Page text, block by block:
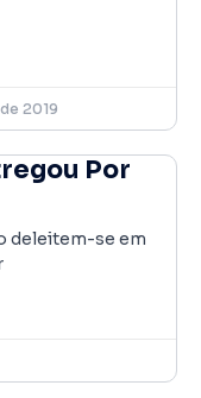
2019
Por
deleitem-se em